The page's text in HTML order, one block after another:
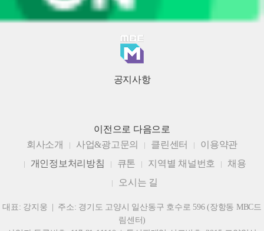
공지사항
이전으로 다음으로
회사소개
사업&광고문의 클린센터
이용약관
개인정보처리방침
큐톤 지역별 채널번호
채용
오시는 길
대표: 강지웅 | 주소: 경기도 고양시 일산동구 호수로 596 (장항동 MBC드
림센터)